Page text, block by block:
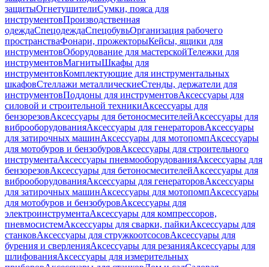
защитыОгнетушителиСумки, пояса для
инструментовПроизводственная
одеждаСпецодеждаСпецобувьОрганизация рабочего
пространстваФонари, прожекторыКейсы, ящики для
инструментовОборудование для мастерскойТележки для
инструментовМагнитыШкафы для
инструментовКомплектующие для инструментальных
шкафовСтеллажи металлическиеСтенды, держатели для
инструментовПоддоны для инструментовАксессуары для
силовой и строительной техникиАксессуары для
бензорезовАксессуары для бетоносмесителейАксессуары для
виброоборудованияАксессуары для генераторовАксессуары
для затирочных машинАксессуары для мотопомпАксессуары
для мотобуров и бензобуровАксессуары для строительного
инструментаАксессуары пневмооборудованияАксессуары для
бензорезовАксессуары для бетоносмесителейАксессуары для
виброоборудованияАксессуары для генераторовАксессуары
для затирочных машинАксессуары для мотопомпАксессуары
для мотобуров и бензобуровАксессуары для
электроинструментаАксессуары для компрессоров,
пневмосистемАксессуары для сварки, пайкиАксессуары для
станковАксессуары для стружкоотсосовАксессуары для
бурения и сверленияАксессуары для резанияАксессуары для
шлифованияАксессуары для измерительных